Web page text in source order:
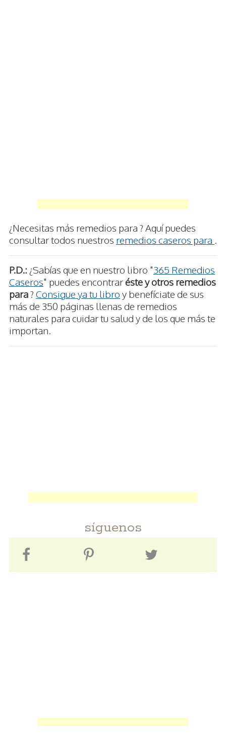
¿Necesitas más remedios para ? Aquí puedes
consultar todos nuestros remedios caseros para
P.D.: ¿Sabías que en nuestro libro "365 Remedios
Caseros" puedes encontraréste y otros remedios
para? Consigue ya tu libro y benefíciate de sus
más de 350 páginas llenas de remedios
naturales para cuidar tu salud y de los que más te
importan.
síguenos